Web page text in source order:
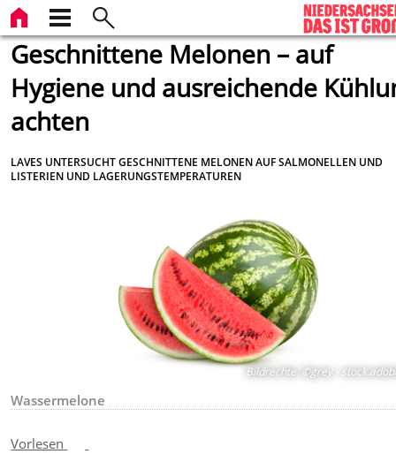
Geschnittene Melonen – auf
Hygiene und ausreichende
achten
LAVES UNTERSUCHT GESCHNITTENE MELONEN AUF SALMONELLEN UND
LISTERIEN UND LAGERUNGSTEMPERATUREN
Bildrechte: ©grey -
Wassermelone
Vorlesen